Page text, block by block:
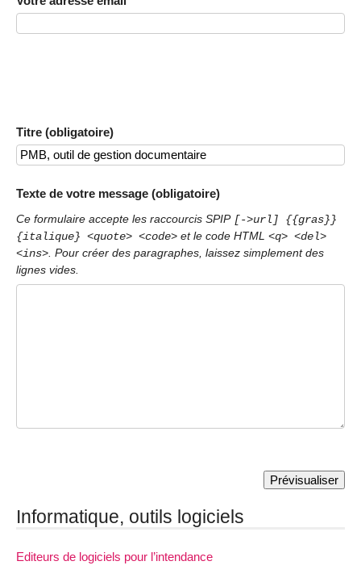
Titre (obligatoire)
Texte de votre message (obligatoire)
Ce formulaire accepte les raccourcis SPIP [->url] {{gras}}
{italique} <quote> <code> et le code HTML <q> <del>
<ins> . Pour créer des paragraphes, laissez simplement des
lignes vides.
Informatique, outils logiciels
Editeurs de logiciels pour l’intendance